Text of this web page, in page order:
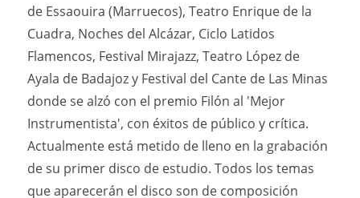
de Essaouira (Marruecos), Teatro Enrique de la
Cuadra, Noches del Alcázar, Ciclo Latidos
Flamencos, Festival Mirajazz, Teatro López de
Ayala de Badajoz y Festival del Cante de Las Minas
donde se alzó con el premio Filón al 'Mejor
Instrumentista', con éxitos de público y crítica.
Actualmente está metido de lleno en la grabación
de su primer disco de estudio. Todos los temas
que aparecerán el disco son de composición